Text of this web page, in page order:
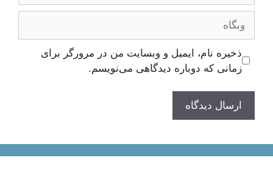
وبگاه
ذخیره نام، ایمیل و وبسایت من در مرورگر برای
زمانی که دوباره دیدگاهی می‌نویسم.